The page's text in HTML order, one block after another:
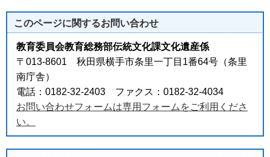
このページに関するお問い合わせ
教育委員会教育総務部伝統文化課文化遺産係
〒013-8601 秋田県横手市条里一丁目1番64号（条里
南庁舎）
電話：0182-32-2403 ファクス：0182-32-4034
お問い合わせフォームは専用フォームをご利用くださ
い。